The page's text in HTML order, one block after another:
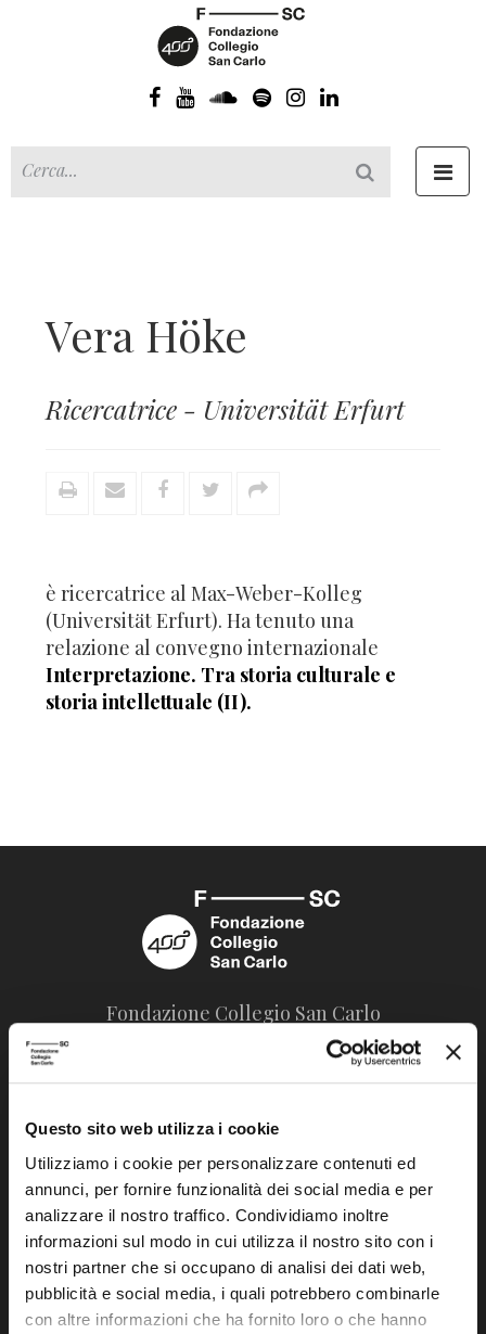
Questo sito web utilizza i cookie
Utilizziamo i cookie per personalizzare contenuti ed
annunci, per fornire funzionalità dei social media e per
analizzare il nostro traffico. Condividiamo inoltre
informazioni sul modo in cui utilizza il nostro sito con i
nostri partner che si occupano di analisi dei dati web,
pubblicità e social media, i quali potrebbero combinarle
con altre informazioni che ha fornito loro o che hanno
Vera Höke
Ricercatrice - Universität Erfurt
è ricercatrice al Max-Weber-Kolleg
(Universität Erfurt). Ha tenuto una
relazione al convegno internazionale
Interpretazione. Tra storia culturale e
storia intellettuale (II).
Fondazione Collegio San Carlo
tel. 059.421211
info@fondazionesancarlo.it
Posta certificata (PEC)
fondazionecollegiosancarlo@legalmail.it